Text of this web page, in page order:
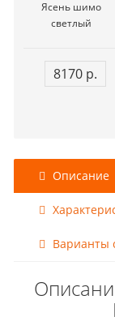
Ясень шимо
светлый
8170 р.
Описание
Варианты